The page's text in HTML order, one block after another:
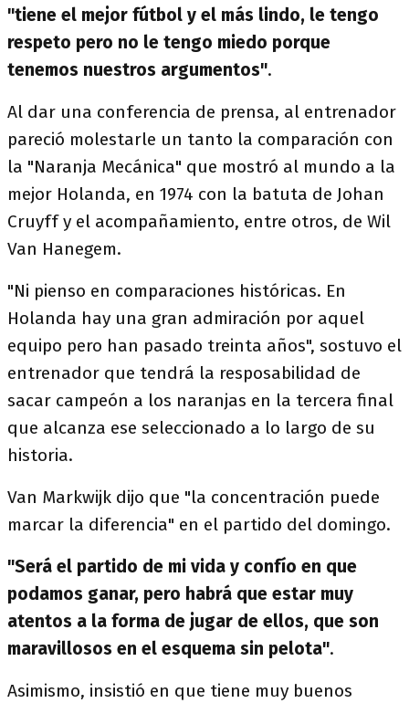
"tiene el mejor fútbol y el más lindo, le tengo
respeto pero no le tengo miedo porque
tenemos nuestros argumentos".
Al dar una conferencia de prensa, al entrenador
pareció molestarle un tanto la comparación con
la "Naranja Mecánica" que mostró al mundo a la
mejor Holanda, en 1974 con la batuta de Johan
Cruyff y el acompañamiento, entre otros, de Wil
Van Hanegem.
"Ni pienso en comparaciones históricas. En
Holanda hay una gran admiración por aquel
equipo pero han pasado treinta años", sostuvo el
entrenador que tendrá la resposabilidad de
sacar campeón a los naranjas en la tercera final
que alcanza ese seleccionado a lo largo de su
historia.
Van Markwijk dijo que "la concentración puede
marcar la diferencia" en el partido del domingo.
"Será el partido de mi vida y confío en que
podamos ganar, pero habrá que estar muy
atentos a la forma de jugar de ellos, que son
maravillosos en el esquema sin pelota".
Asimismo, insistió en que tiene muy buenos